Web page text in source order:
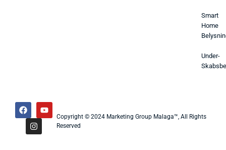
Smart
Home
Under-
Copyright © 2024 Marketing Group Malaga™, All Rights
Reserved